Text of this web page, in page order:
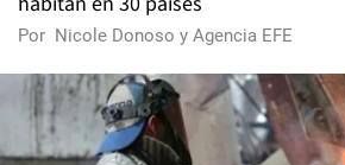
Por Nicole Donoso y Agencia EFE